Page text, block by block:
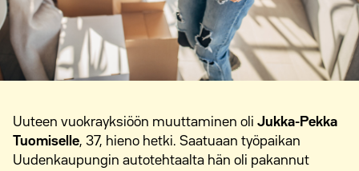
Uuteen vuokrayksiöön muuttaminen oli Jukka-Pekka
Tuomiselle, 37, hieno hetki. Saatuaan työpaikan
Uudenkaupungin autotehtaalta hän oli pakannut